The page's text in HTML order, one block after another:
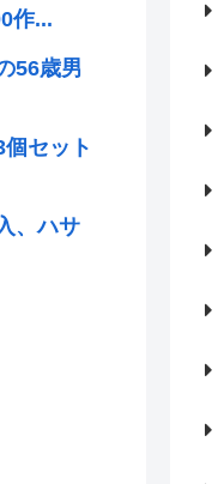
作...
56歳男
セット
、ハサ